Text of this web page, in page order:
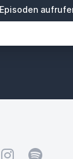
InstagramSpotify